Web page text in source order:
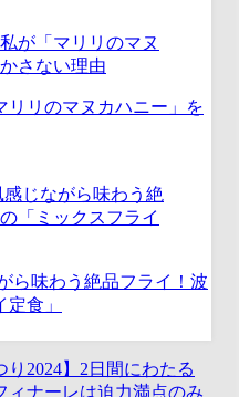
リリのマヌカハニー」を
ら味わう絶品フライ！波
食」